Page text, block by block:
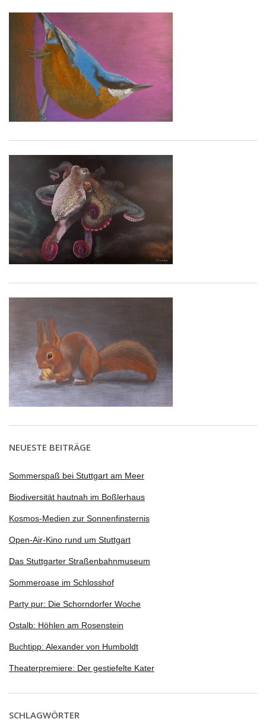
NEUESTE BEITRÄGE
Sommerspaß bei Stuttgart am Meer
Biodiversität hautnah im Boßlerhaus
Kosmos-Medien zur Sonnenfinsternis
Open-Air-Kino rund um Stuttgart
Das Stuttgarter Straßenbahnmuseum
Sommeroase im Schlosshof
Party pur: Die Schorndorfer Woche
Ostalb: Höhlen am Rosenstein
Buchtipp: Alexander von Humboldt
Theaterpremiere: Der gestiefelte Kater
SCHLAGWÖRTER